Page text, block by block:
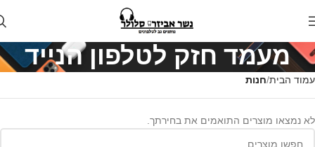
מעמד חזק לטלפון הנייד
עמוד הבית חנות
לא נמצאו מוצרים התואמים את בחירתך.